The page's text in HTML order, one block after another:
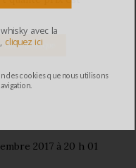
2017 à 20 h 01
des cookies que nous utilisons
avec la
cliquez ici